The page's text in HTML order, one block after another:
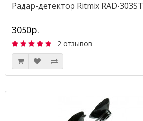
Радар-детектор Ritmix RAD-303ST
3050р.
2 отзывов